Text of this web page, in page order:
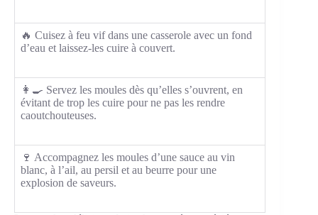
🔥 Cuisez à feu vif dans une casserole avec un fond
d’eau et laissez-les cuire à couvert.
👩‍🍳 Servez les moules dès qu’elles s’ouvrent, en
évitant de trop les cuire pour ne pas les rendre
caoutchouteuses.
🍷 Accompagnez les moules d’une sauce au vin
blanc, à l’ail, au persil et au beurre pour une
explosion de saveurs.